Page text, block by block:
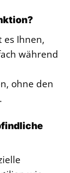
es Ihnen,
während
ohne den